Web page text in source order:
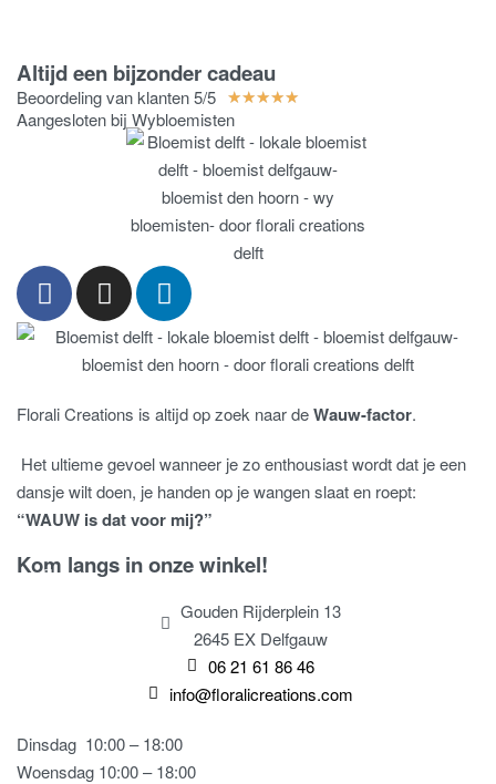
Altijd een bijzonder cadeau
Beoordeling van klanten 5/5 ★★★★★
Aangesloten bij Wybloemisten
Florali Creations is altijd op zoek naar deWauw-factor.
Het ultieme gevoel wanneer je zo enthousiast wordt dat je een
dansje wilt doen, je handen op je wangen slaat en roept:
“WAUW is dat voor mij?”
Kom langs in onze winkel!
Gouden Rijderplein 13
2645 EX Delfgauw
06 21 61 86 46
info@floralicreations.com
Dinsdag 10:00 – 18:00
Woensdag 10:00 – 18:00